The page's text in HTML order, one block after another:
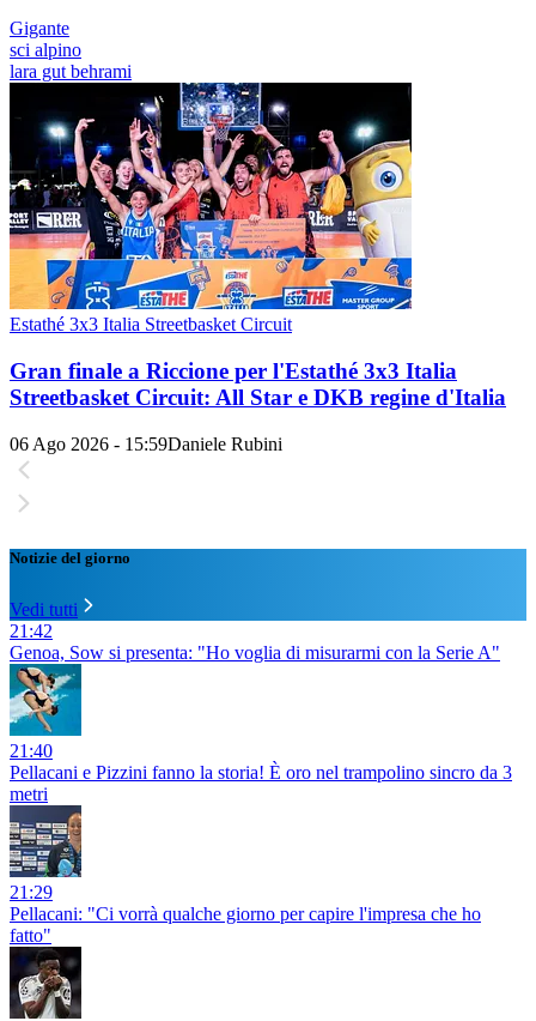
Gigante
sci alpino
lara gut behrami
Estathé 3x3 Italia Streetbasket Circuit
Gran finale a Riccione per l'Estathé 3x3 Italia
Streetbasket Circuit: All Star e DKB regine d'Italia
06 Ago 2026 - 15:59Daniele Rubini
Notizie del giorno
Vedi tutti
21:42
Genoa, Sow si presenta: "Ho voglia di misurarmi con la Serie A"
21:40
Pellacani e Pizzini fanno la storia! È oro nel trampolino sincro da 3
metri
21:29
Pellacani: "Ci vorrà qualche giorno per capire l'impresa che ho
fatto"